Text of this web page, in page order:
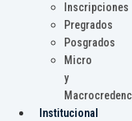
Inscripciones
Pregrados
Posgrados
Micro
y
Institucional